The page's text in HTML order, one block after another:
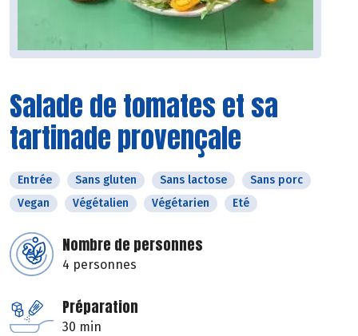
Salade de tomates et sa
tartinade provençale
Entrée Sans gluten Sans lactose
Sans porc
Vegan
Végétalien Végétarien Eté
Nombre de personnes
4 personnes
Préparation
30 min